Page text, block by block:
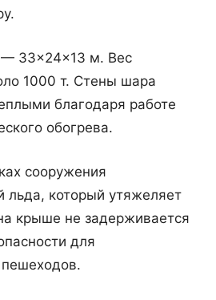
— 33×24×13 м. Вес
1000 т. Стены шара
благодаря работе
обогрева.
сооружения
льда, который утяжеляет
крыше не задерживается
для